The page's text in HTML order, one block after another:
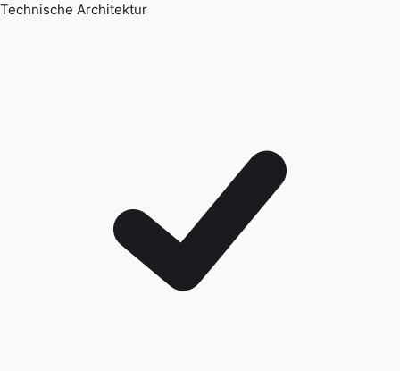
Technische Architektur